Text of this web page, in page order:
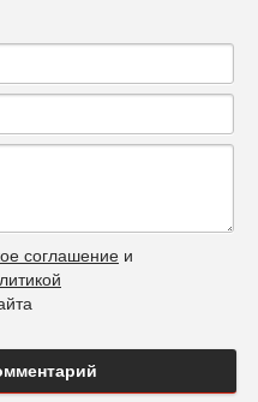
соглашение и